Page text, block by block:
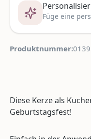
Füge eine
Produktnummer:0139
Diese Kerze als
Geburtstagsfest!